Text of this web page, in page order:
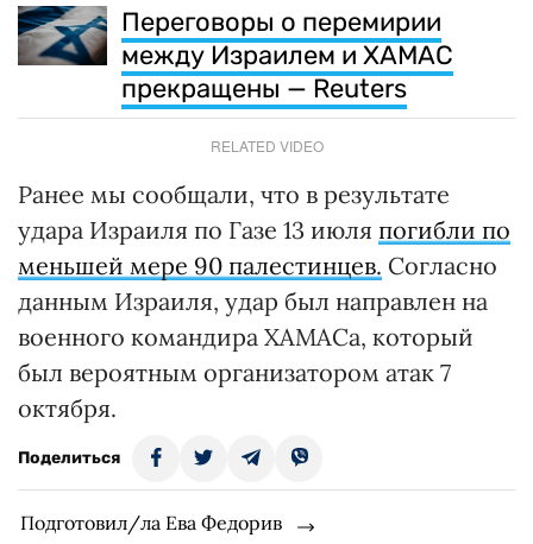
Переговоры о перемирии
между Израилем и ХАМАС
прекращены — Reuters
RELATED VIDEO
Ранее мы сообщали, что в результате
удара Израиля по Газе 13 июля погибли по
меньшей мере 90 палестинцев. Согласно
данным Израиля, удар был направлен на
военного командира ХАМАСа, который
был вероятным организатором атак 7
октября.
Поделиться
Подготовил/ла Ева Федорив